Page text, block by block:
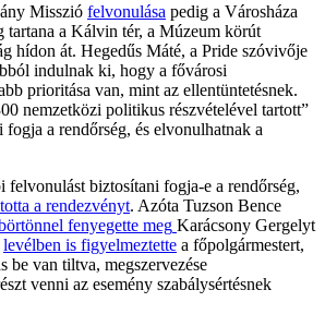
Misszió felvonulása pedig a Városháza
tartana a Kálvin tér, a Múzeum körút
hídon át. Hegedűs Máté, a Pride szóvivője
indulnak ki, hogy a fővárosi
prioritása van, mint az ellentüntetésnek.
nemzetközi politikus részvételével tartott”
a rendőrség, és elvonulhatnak a
felvonulást biztosítani fogja-e a rendőrség,
a rendezvényt. Azóta Tuzson Bence
fenyegette meg Karácsony Gergelyt
levélben is figyelmeztette a főpolgármestert,
be van tiltva, megszervezése
venni az esemény szabálysértésnek